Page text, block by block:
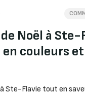
Noël à
couleurs
Ste-Flavie tout en